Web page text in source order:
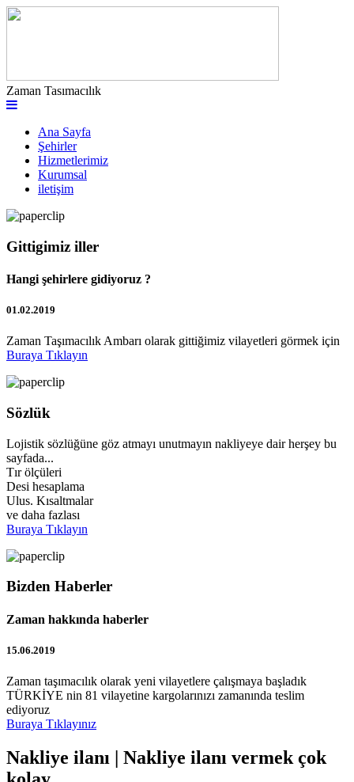
Zaman Tasımacılık
Ana Sayfa
Şehirler
Hizmetlerimiz
Kurumsal
iletişim
Gittigimiz iller
Hangi şehirlere gidiyoruz ?
01.02.2019
Zaman Taşımacılık Ambarı olarak gittiğimiz vilayetleri görmek için
Buraya Tıklayın
Sözlük
Lojistik sözlüğüne göz atmayı unutmayın nakliyeye dair herşey bu
sayfada...
Tır ölçüleri
Desi hesaplama
Ulus. Kısaltmalar
ve daha fazlası
Buraya Tıklayın
Bizden Haberler
Zaman hakkında haberler
15.06.2019
Zaman taşımacılık olarak yeni vilayetlere çalışmaya başladık
TÜRKİYE nin 81 vilayetine kargolarınızı zamanında teslim
ediyoruz
Buraya Tıklayınız
Nakliye ilanı | Nakliye ilanı vermek çok